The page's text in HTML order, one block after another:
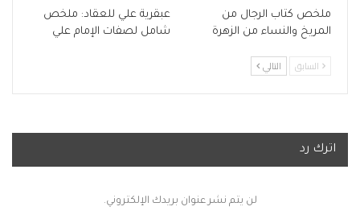
ملخص كتاب الرجال من
المريخ والنساء من الزهرة
عبقرية علي للعقاد: ملخص
شامل لصفات الإمام علي
السابق التالي
اترك رد
لن يتم نشر عنوان بريدك الإلكتروني.